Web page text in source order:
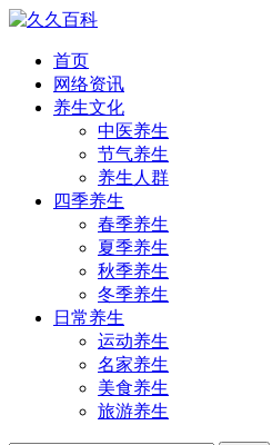
首页
网络资讯
养生文化
中医养生
节气养生
养生人群
四季养生
春季养生
夏季养生
秋季养生
冬季养生
日常养生
运动养生
名家养生
美食养生
旅游养生